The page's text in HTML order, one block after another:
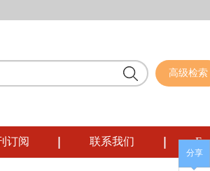
高级检索
订阅 联系我们
分享